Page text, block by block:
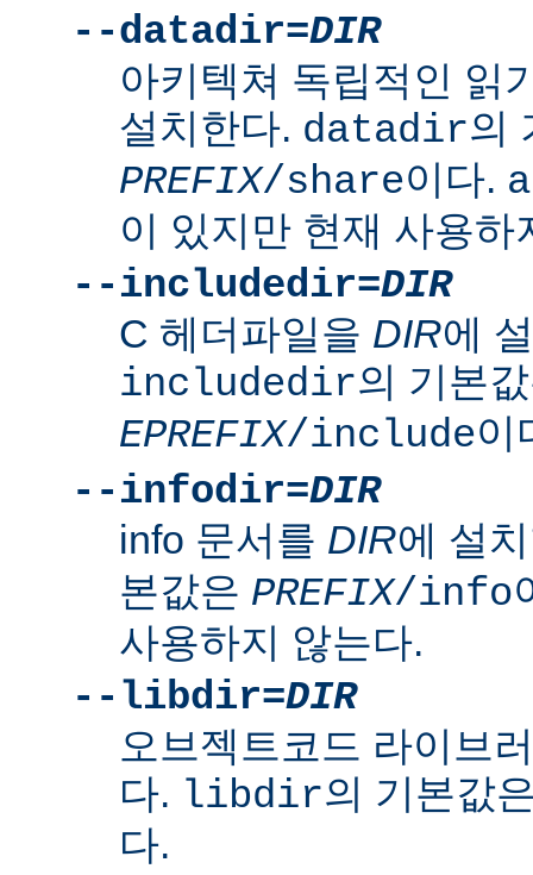
--datadir=DIR
아키텍쳐 독립적인 읽
설치한다. datadir의
PREFIX/share이다.
이 있지만 현재 사용하
--includedir=DIR
C 헤더파일을 DIR에
includedir의 기본
EPREFIX/include이
--infodir=DIR
info 문서를 DIR에 설
본값은 PREFIX/info
사용하지 않는다.
--libdir=DIR
오브젝트코드 라이브
다. libdir의 기본값
다.